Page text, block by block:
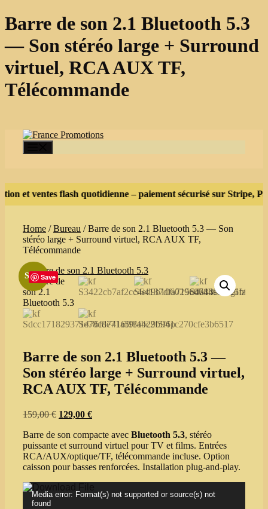
Barre de son 2.1 Bluetooth 5.3
— Son stéréo large + Surround
virtuel, RCA AUX TF,
Télécommande
content
Menu
et ventes flash quotidienne – paiement sécurisé sur Stripe,
Home /Bureau / Barre de son 2.1 Bluetooth 5.3 — Son
stéréo large + Surround virtuel, RCA AUX TF,
Télécommande
Sale!Save
Barre de son 2.1 Bluetooth 5.3 —
Son stéréo large + Surround virtuel,
RCA AUX TF, Télécommande
159,00€ Original
was:
159,00 €.
129,00 €Current
is:
129,00 €.
Barre de son compacte avec Bluetooth 5.3, stéréo
puissante et surround virtuel pour TV et films. Entrées
RCA/AUX/optique/TF, télécommande incluse. Option
caisson pour basses renforcées. Installation plug‑and‑play.
Video
Player
Media error: Format(s) not supported or source(s) not
found